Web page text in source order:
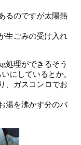
るのですが太陽熱
生ごみの受け入れ
処理ができるそう
にしているとか。
、ガスコンロでお
湯を沸かす分のバ